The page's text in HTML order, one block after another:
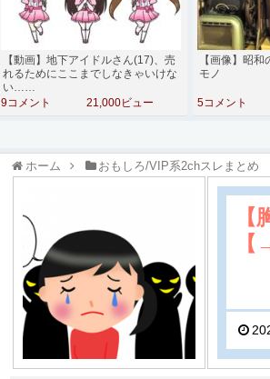
【動画】地下アイドルさん(17)、売
れるためにここまでしなきゃいけな
い……
9コメント
21,000ビュー
【画像】昭
モノ
5コメント
ホーム おもしろ/VIP系2chスレまとめ
【